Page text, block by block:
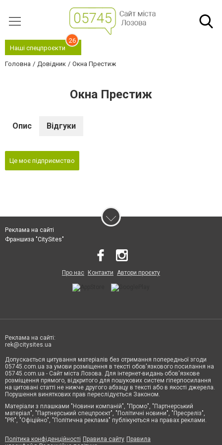
Наші спецпроєкти
26
Головна Довідник Окна Престиж
Окна Престиж
Опис Відгуки
Це моє підприємство
Реклама на сайті
Франшиза "CitySites"
Про нас Контакти Автори проєкту
Реклама на сайті:
rek@citysites.ua
Допускається цитування матеріалів без отримання попередньої згоди
05745.com.ua за умови розміщення в тексті обов'язкового посилання на
05745.com.ua - Сайт міста Лозова. Для інтернет-видань обов'язкове
розміщення прямого, відкритого для пошукових систем гіперпосилання
на цитовані статті не нижче другого абзацу в тексті або в якості джерела.
Порушення виняткових прав переслідується Законом.
Матеріали з плашками "Новини компаній", "Промо", "Партнерський
матеріал", "Партнерський спецпроєкт", "Політичні новини", "Пресреліз",
"PR", "Офіційно", "Політична реклама" публікуються на правах реклами.
Політика конфіденційності Правила сайту Правила